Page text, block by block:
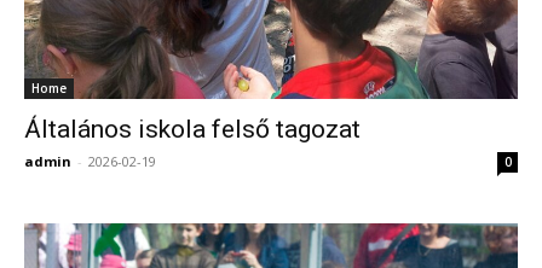
Home
Általános iskola felső tagozat
admin - 2026-02-19 0